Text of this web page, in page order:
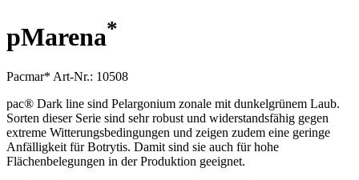
pMarena*
Pacmar* Art-Nr.: 10508
pac® Dark line sind Pelargonium zonale mit dunkelgrünem Laub.
Sorten dieser Serie sind sehr robust und widerstandsfähig gegen
extreme Witterungsbedingungen und zeigen zudem eine geringe
Anfälligkeit für Botrytis. Damit sind sie auch für hohe
Flächenbelegungen in der Produktion geeignet.